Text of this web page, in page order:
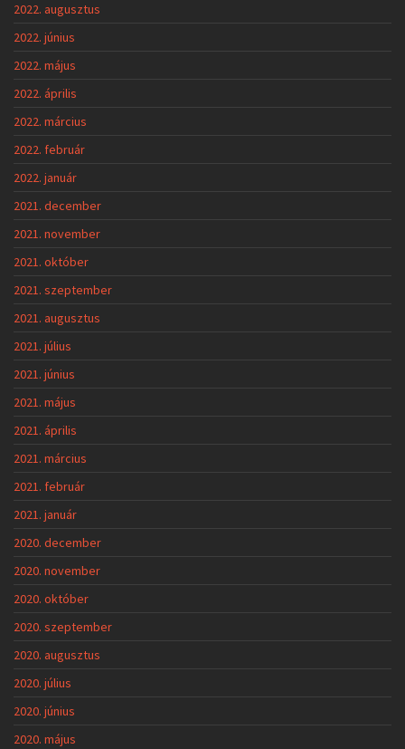
2022. augusztus
2022. június
2022. május
2022. április
2022. március
2022. február
2022. január
2021. december
2021. november
2021. október
2021. szeptember
2021. augusztus
2021. július
2021. június
2021. május
2021. április
2021. március
2021. február
2021. január
2020. december
2020. november
2020. október
2020. szeptember
2020. augusztus
2020. július
2020. június
2020. május